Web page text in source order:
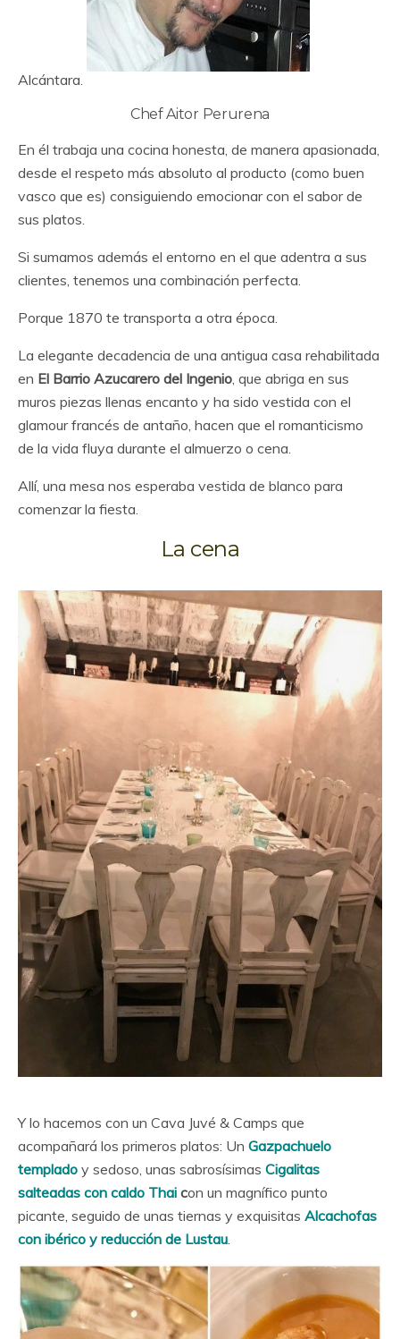
Alcántara.
Chef Aitor Perurena
En él trabaja una cocina honesta, de manera apasionada,
desde el respeto más absoluto al producto (como buen
vasco que es) consiguiendo emocionar con el sabor de
sus platos.
Si sumamos además el entorno en el que adentra a sus
clientes, tenemos una combinación perfecta.
Porque 1870 te transporta a otra época.
La elegante decadencia de una antigua casa rehabilitada
en El Barrio Azucarero del Ingenio, que abriga en sus
muros piezas llenas encanto y ha sido vestida con el
glamour francés de antaño, hacen que el romanticismo
de la vida fluya durante el almuerzo o cena.
Allí, una mesa nos esperaba vestida de blanco para
comenzar la fiesta.
La cena
Y lo hacemos con un Cava Juvé & Camps que
acompañará los primeros platos: Un Gazpachuelo
templado y sedoso, unas sabrosísimas Cigalitas
salteadas con caldo Thai con un magnífico punto
picante, seguido de unas tiernas y exquisitas Alcachofas
con ibérico y reducción de Lustau